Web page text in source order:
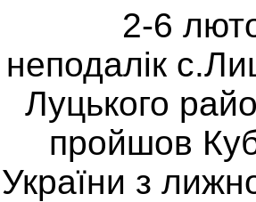
2-6
неподалік
Луцького
пройшов
України з